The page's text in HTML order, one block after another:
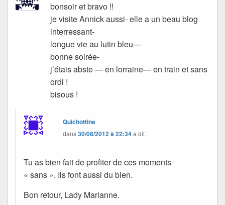
bonsoir et bravo !!
je visite Annick aussi- elle a un beau blog
interressant-
longue vie au lutin bleu—
bonne soirée-
j’étais abste — en lorraine— en train et sans
ordi !
bisous !
Quichottine
dans30/06/2012 à 22:34a dit :
Tu as bien fait de profiter de ces moments
« sans ». Ils font aussi du bien.
Bon retour, Lady Marianne.